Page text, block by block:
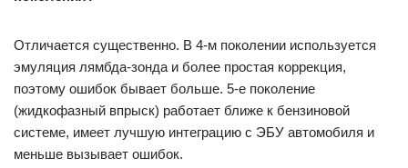
Отличается существенно. В 4-м поколении используется
эмуляция лямбда-зонда и более простая коррекция,
поэтому ошибок бывает больше. 5-е поколение
(жидкофазный впрыск) работает ближе к бензиновой
системе, имеет лучшую интеграцию с ЭБУ автомобиля и
меньше вызывает ошибок.